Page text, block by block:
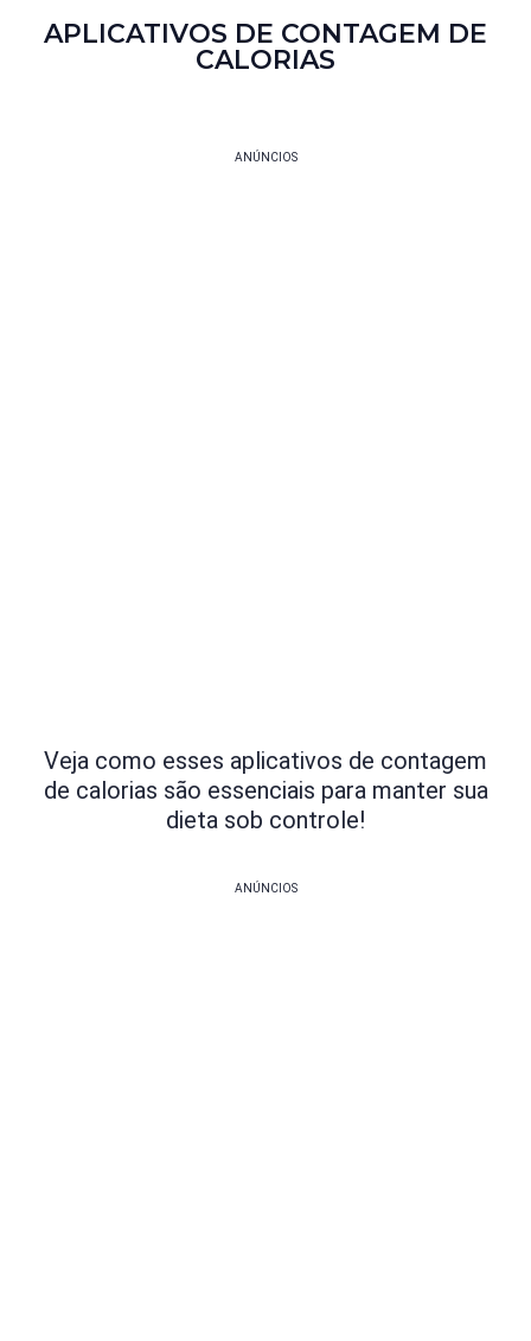
APLICATIVOS DE CONTAGEM DE
CALORIAS
ANÚNCIOS
Veja como esses aplicativos de contagem
de calorias são essenciais para manter sua
dieta sob controle!
ANÚNCIOS